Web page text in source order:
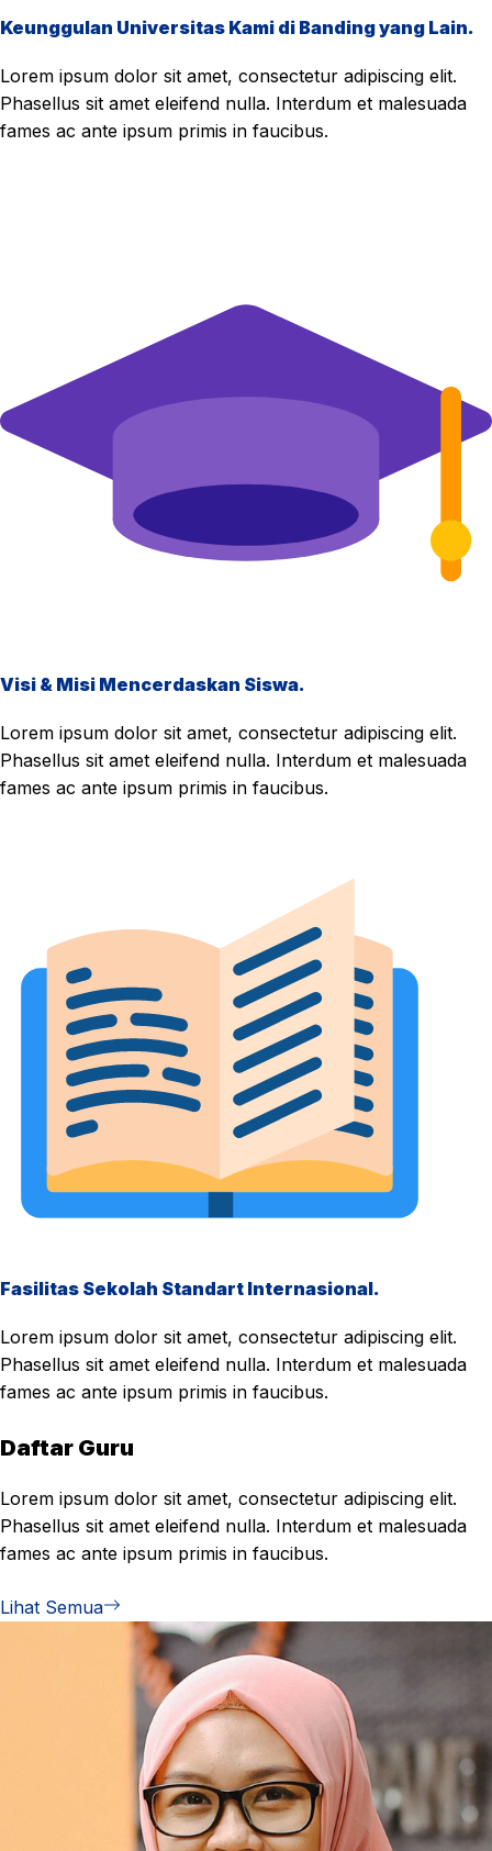
Keunggulan Universitas Kami di Banding yang Lain.
Lorem ipsum dolor sit amet, consectetur adipiscing elit.
Phasellus sit amet eleifend nulla. Interdum et malesuada
fames ac ante ipsum primis in faucibus.
Visi & Misi Mencerdaskan Siswa.
Lorem ipsum dolor sit amet, consectetur adipiscing elit.
Phasellus sit amet eleifend nulla. Interdum et malesuada
fames ac ante ipsum primis in faucibus.
Fasilitas Sekolah Standart Internasional.
Lorem ipsum dolor sit amet, consectetur adipiscing elit.
Phasellus sit amet eleifend nulla. Interdum et malesuada
fames ac ante ipsum primis in faucibus.
Daftar Guru
Lorem ipsum dolor sit amet, consectetur adipiscing elit.
Phasellus sit amet eleifend nulla. Interdum et malesuada
fames ac ante ipsum primis in faucibus.
Lihat Semua